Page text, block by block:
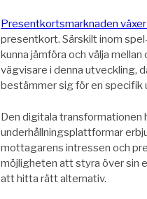
Presentkortsmarknaden
presentkort. Särskilt inom
kunna jämföra och välja
vägvisare i denna utveckling,
bestämmer sig för en specifik
Den digitala transformationen
underhållningsplattformar
mottagarens intressen och
möjligheten att styra över sin
att hitta rätt alternativ.